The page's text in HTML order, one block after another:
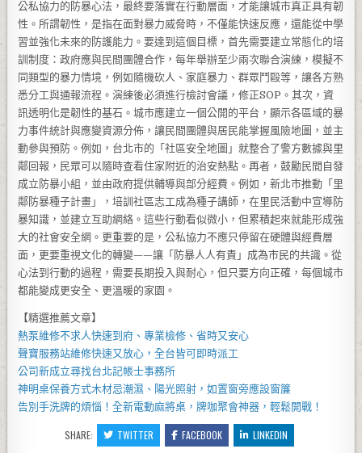
公私協力的防暴心法，最終要落實在行動層面，才能讓城市真正具有韌
性。所謂韌性，是指在面對暴力威脅時，不僅能快速反應，還能從中學
習並強化未來的防護能力。要達到這個目標，首先需要建立常態化的培
訓制度：政府應與民間團體合作，每年舉辦至少兩次聯合演練，模擬不
同類型的暴力情境，例如隨機砍人、家庭暴力、群眾鬥毆等，讓各方熟
悉分工與通報流程。演練後必須進行檢討會議，修正SOP。其次，資
訊透明化是韌性的基石。城市應建立一個公開的平台，顯示各區域的暴
力事件統計與應變資源分佈，讓民間團體與居民能掌握風險地圖，並主
動參與預防。例如，台北市的「社區安全地圖」就整合了警方數據與里
鄰回報，民眾可以隨時查看住家附近的治安熱點。再者，鼓勵民間自發
成立防暴小組，並由政府提供輔導與部分經費。例如，新北市推動「里
鄰防暴種子計畫」，培訓社區志工成為種子講師，在里民活動中宣導防
暴知識，並建立互助網絡。這些行動看似微小，但累積起來就能形成強
大的社會安全網。更重要的是，公私協力不應只停留在硬體與經費層
面，更要重視文化的轉變——讓「防暴人人有責」成為市民的共識。從
心法到行動的過程，需要長期投入與耐心，但只要方向正確，每個城市
都能變成更安全、更溫暖的家園。
【精選推薦文章】
熱泵維修不求人快速到府、專業檢修、省時又安心
聲寶服務站維修快速又放心，全台皆可即時派工
公司新成立尋找台北記帳士事務所
神明桌保養方式木材忌潮濕、陽光照射，如置窗旁應設窗簾
告別手洗牌的煩惱！全新電動麻將桌 ，牌咖聚會神器，輕鬆開戰！
SHARE: TWITTER FACEBOOK LINKEDIN